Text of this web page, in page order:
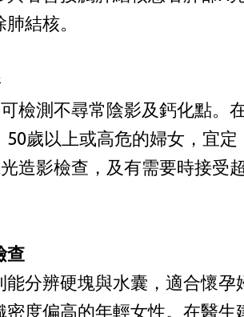
結核。
檢測不尋常陰影及鈣化點。
50歲以上或高危的婦女，宜定
造影檢查，及有需要時接受
查
能分辨硬塊與水囊，適合懷孕
密度偏高的年輕女性。在醫生